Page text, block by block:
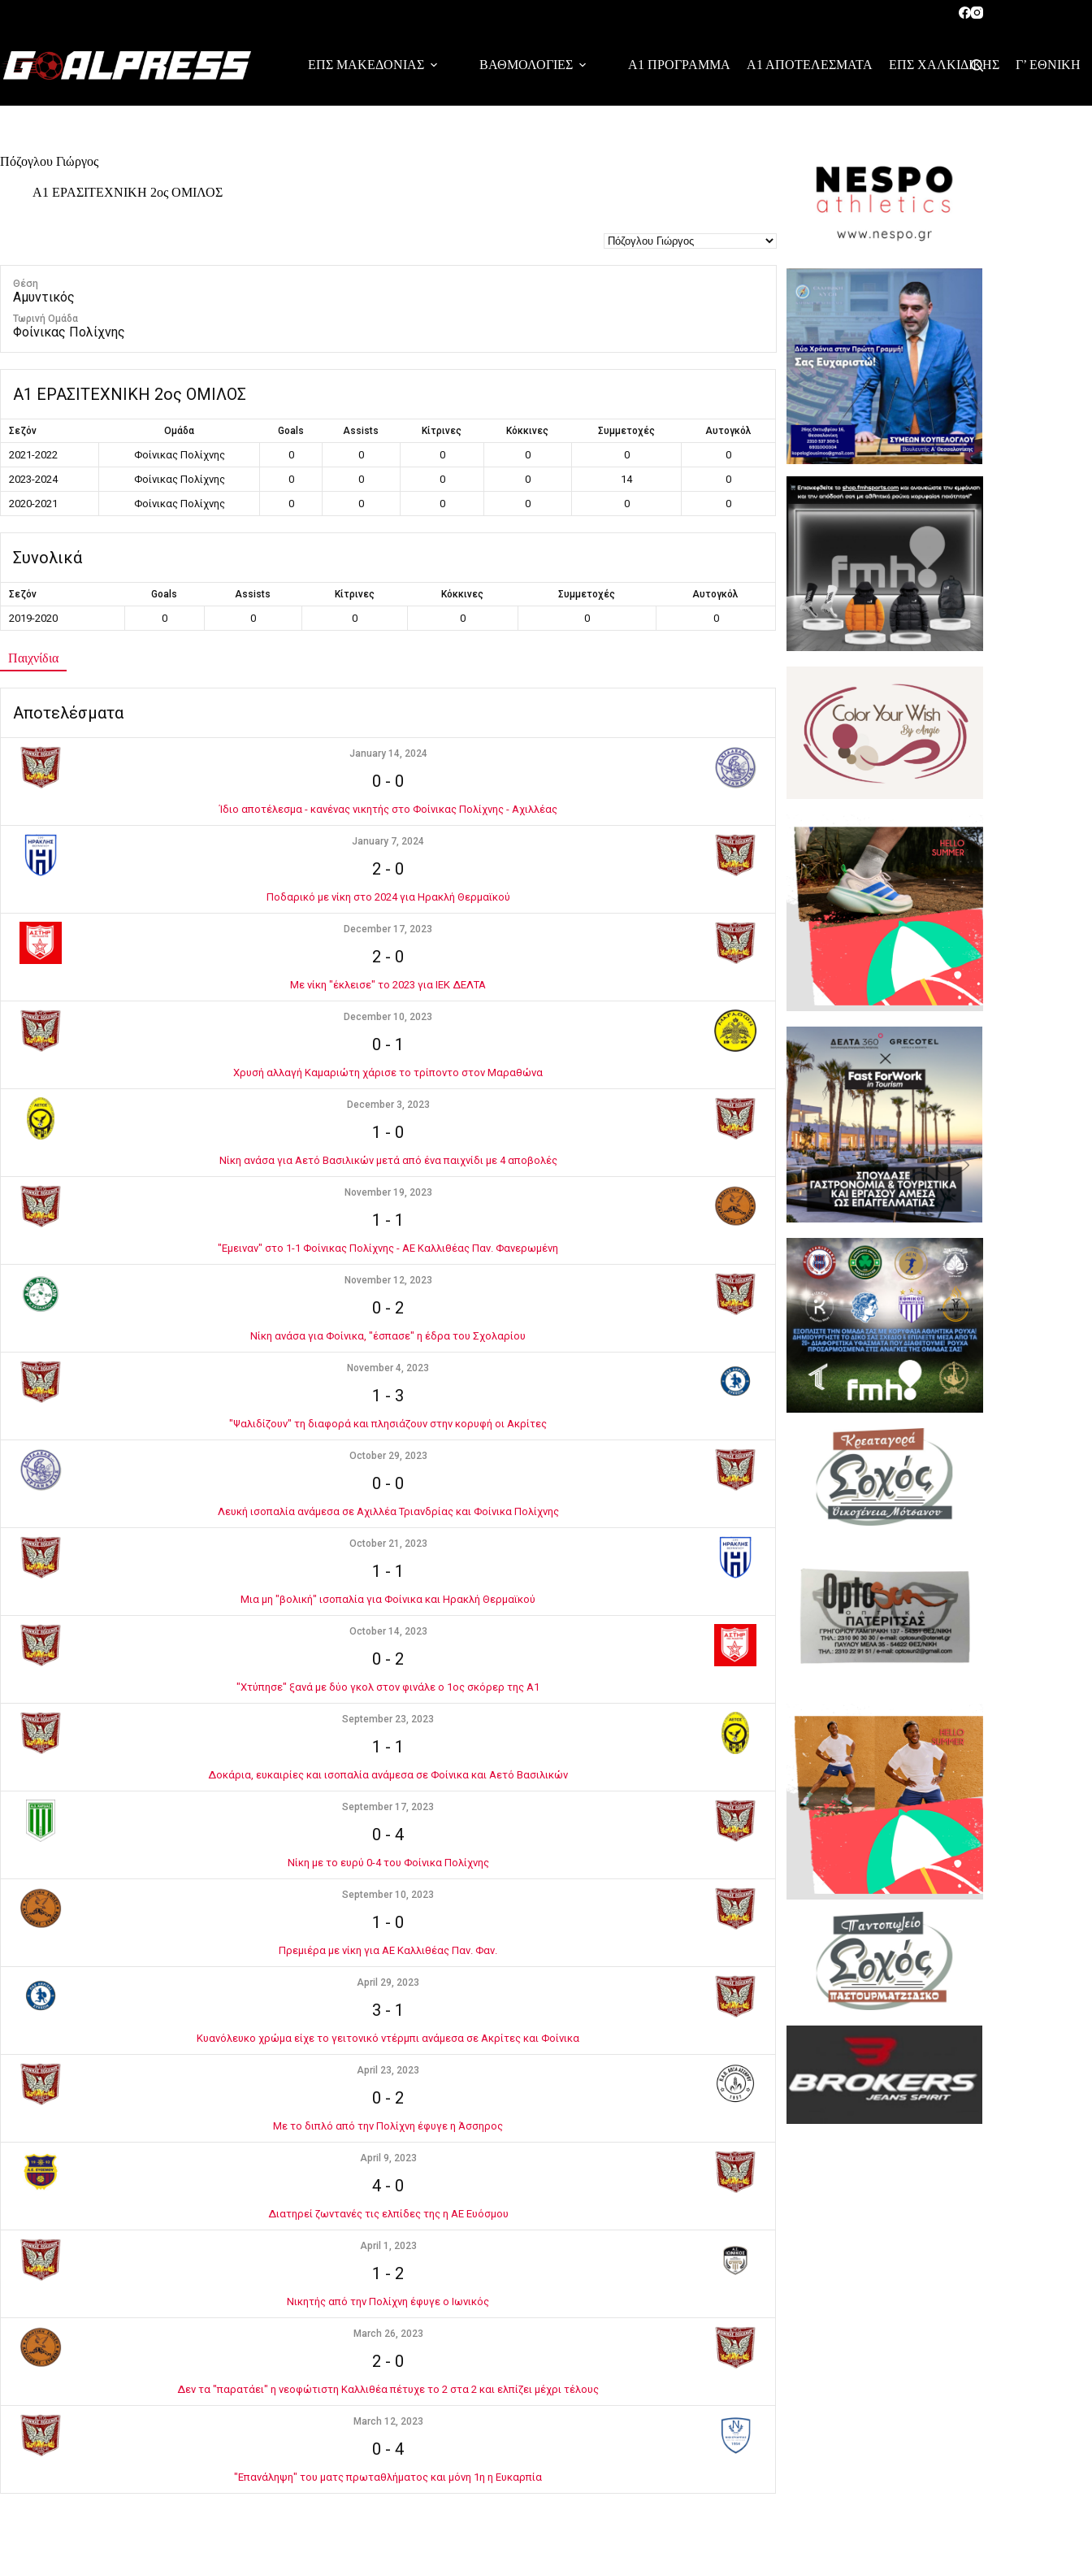
ΕΠΣ ΜΑΚΕΔΟΝΙΑΣ ΒΑΘΜΟΛΟΓΙΕΣ Α1 ΠΡΟΓΡΑΜΜΑ Α1 ΑΠΟΤΕΛΕΣΜΑΤΑ ΕΠΣ ΧΑΛΚΙΔΙΚΗΣ Γ’ ΕΘΝΙΚΗ
Πόζογλου Γιώργος
Α1 ΕΡΑΣΙΤΕΧΝΙΚΗ 2ος ΟΜΙΛΟΣ
Θέση
Αμυντικός
Τωρινή Ομάδα
Φοίνικας Πολίχνης
Α1 ΕΡΑΣΙΤΕΧΝΙΚΗ 2ος ΟΜΙΛΟΣ
Σεζόν Ομάδα Goals Assists Κίτρινες Κόκκινες Συμμετοχές Αυτογκόλ
2021-2022 Φοίνικας Πολίχνης 0 0 0 0 0
0
2023-2024
Φοίνικας Πολίχνης 0 0 0 0 14
0
2020-2021
Φοίνικας Πολίχνης 0 0 0 0 0 0
Συνολικά
Σεζόν Goals Assists Κίτρινες Κόκκινες Συμμετοχές Αυτογκόλ
2019-2020 0 0 0 0 0 0
Παιχνίδια
Αποτελέσματα
January 14, 2024
0 - 0
Ίδιο αποτέλεσμα - κανένας νικητής στο Φοίνικας Πολίχνης - Αχιλλέας
January 7, 2024
2 - 0
Ποδαρικό με νίκη στο 2024 για Ηρακλή Θερμαϊκού
December 17, 2023
2 - 0
Με νίκη "έκλεισε" το 2023 για ΙΕΚ ΔΕΛΤΑ
December 10, 2023
0 - 1
Χρυσή αλλαγή Καμαριώτη χάρισε το τρίποντο στον Μαραθώνα
December 3, 2023
1 - 0
Νίκη ανάσα για Αετό Βασιλικών μετά από ένα παιχνίδι με 4 αποβολές
November 19, 2023
1 - 1
"Εμειναν" στο 1-1 Φοίνικας Πολίχνης - ΑΕ Καλλιθέας Παν. Φανερωμένη
November 12, 2023
0 - 2
Νίκη ανάσα για Φοίνικα, "έσπασε" η έδρα του Σχολαρίου
November 4, 2023
1 - 3
"Ψαλιδίζουν" τη διαφορά και πλησιάζουν στην κορυφή οι Ακρίτες
October 29, 2023
0 - 0
Λευκή ισοπαλία ανάμεσα σε Αχιλλέα Τριανδρίας και Φοίνικα Πολίχνης
October 21, 2023
1 - 1
Μια μη "βολική" ισοπαλία για Φοίνικα και Ηρακλή Θερμαϊκού
October 14, 2023
0 - 2
"Χτύπησε" ξανά με δύο γκολ στον φινάλε ο 1ος σκόρερ της Α1
September 23, 2023
1 - 1
Δοκάρια, ευκαιρίες και ισοπαλία ανάμεσα σε Φοίνικα και Αετό Βασιλικών
September 17, 2023
0 - 4
Νίκη με το ευρύ 0-4 του Φοίνικα Πολίχνης
September 10, 2023
1 - 0
Πρεμιέρα με νίκη για ΑΕ Καλλιθέας Παν. Φαν.
April 29, 2023
3 - 1
Κυανόλευκο χρώμα είχε το γειτονικό ντέρμπι ανάμεσα σε Ακρίτες και Φοίνικα
April 23, 2023
0 - 2
Με το διπλό από την Πολίχνη έφυγε η Άσσηρος
April 9, 2023
4 - 0
Διατηρεί ζωντανές τις ελπίδες της η ΑΕ Ευόσμου
April 1, 2023
1 - 2
Νικητής από την Πολίχνη έφυγε ο Ιωνικός
March 26, 2023
2 - 0
Δεν τα "παρατάει" η νεοφώτιστη Καλλιθέα πέτυχε το 2 στα 2 και ελπίζει μέχρι τέλους
March 12, 2023
0 - 4
"Επανάληψη" του ματς πρωταθλήματος και μόνη 1η η Ευκαρπία